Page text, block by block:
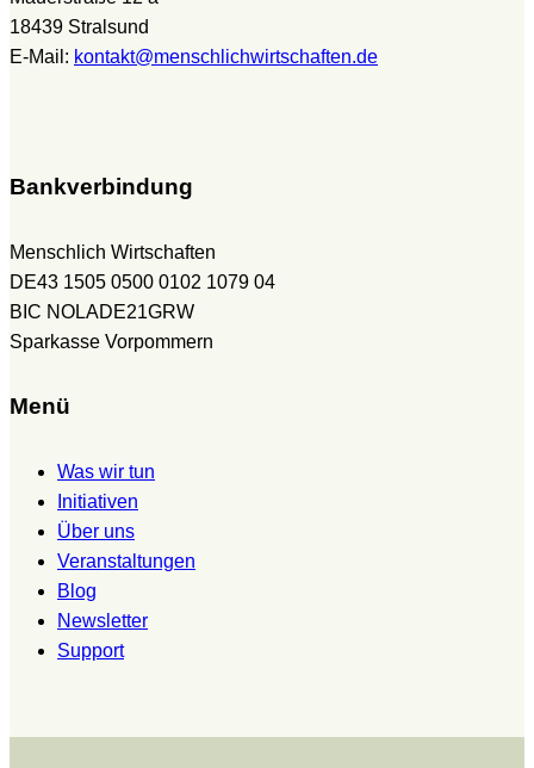
18439 Stralsund
E-Mail: kontakt@menschlichwirtschaften.de
Bankverbindung
Menschlich Wirtschaften
DE43 1505 0500 0102 1079 04
BIC NOLADE21GRW
Sparkasse Vorpommern
Menü
Was wir tun
Initiativen
Über uns
Veranstaltungen
Blog
Newsletter
Support